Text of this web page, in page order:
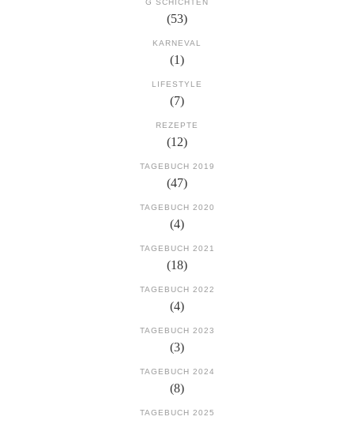
G´SCHICHTEN
(53)
KARNEVAL
(1)
LIFESTYLE
(7)
REZEPTE
(12)
TAGEBUCH 2019
(47)
TAGEBUCH 2020
(4)
TAGEBUCH 2021
(18)
TAGEBUCH 2022
(4)
TAGEBUCH 2023
(3)
TAGEBUCH 2024
(8)
TAGEBUCH 2025